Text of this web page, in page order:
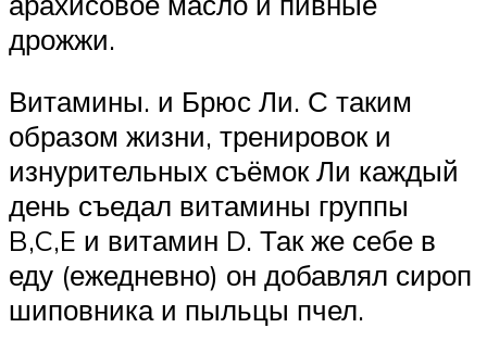
дрожжи.
Витамины. и Брюс Ли. С таким
образом жизни, тренировок и
изнурительных съёмок Ли каждый
день съедал витамины группы
B,C,E и витамин D. Так же себе в
еду (ежедневно) он добавлял сироп
шиповника и пыльцы пчел.